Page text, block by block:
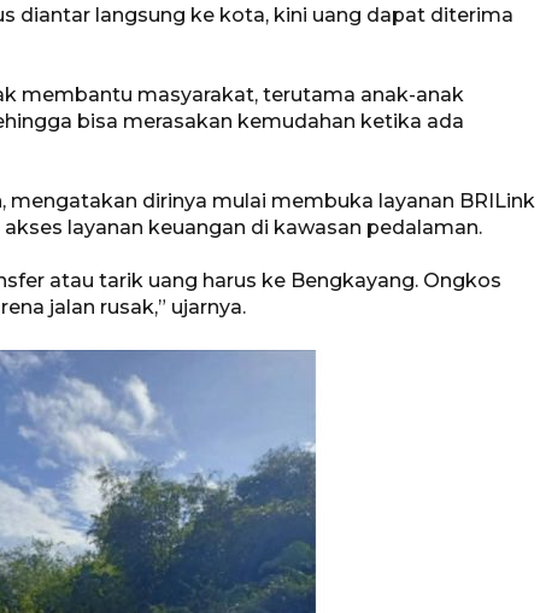
diantar langsung ke kota, kini uang dapat diterima
membantu masyarakat, terutama anak-anak
bisa merasakan kemudahan ketika ada
mengatakan dirinya mulai membuka layanan BRILink
layanan keuangan di kawasan pedalaman.
atau tarik uang harus ke Bengkayang. Ongkos
jalan rusak,” ujarnya.
Memberantas kejahatan
jalanan Jakarta